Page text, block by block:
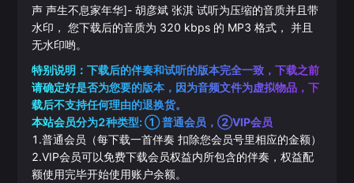
声 声生不息家年华]- 胡彦斌 张淇 试听为压缩的音质并且带
水印， 您下载后的音质为 320 kbps 的 MP3 格式， 并且
无水印哟。
特别说明：下载后的伴奏和试听的版本完全一致，下载之前
请确定好是否为您要的版本，因为音频文件为虚拟物品，下
载后不支持任何理由的退换货。
本站会员分为2种类型: ① 普通会员，②VIP会员
1.普通会员（每下载一首伴奏 扣除您会员号里相应的金额）
2.VIP会员可以免费下载会员权益内所包含的伴奏，权益配
额使用完毕开始使用账户余额。